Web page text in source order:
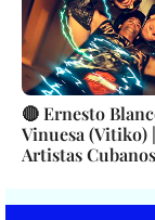
🔴 Ernesto
Vinuesa (Vitiko)
Artistas